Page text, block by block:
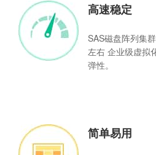
高速稳定
SAS磁盘阵列集
左右 企业级虚拟
弹性。
简单易用